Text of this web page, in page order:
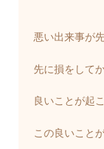
悪い出来事が
先に損をして
良いことが起
この良いこと